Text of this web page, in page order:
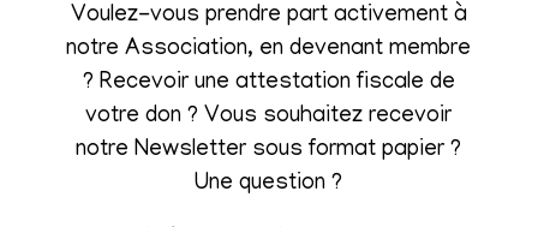
Voulez-vous prendre part activement à
notre Association, en devenant membre
? Recevoir une attestation fiscale de
votre don ? Vous souhaitez recevoir
notre Newsletter sous format papier ?
Une question ?